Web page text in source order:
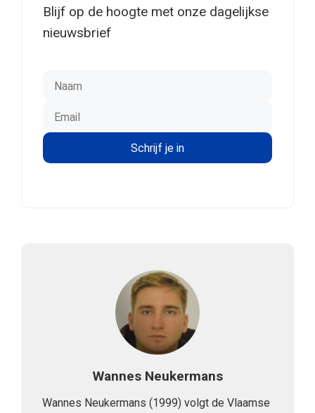
Blijf op de hoogte met onze dagelijkse
nieuwsbrief
Wannes Neukermans
Wannes Neukermans (1999) volgt de Vlaamse